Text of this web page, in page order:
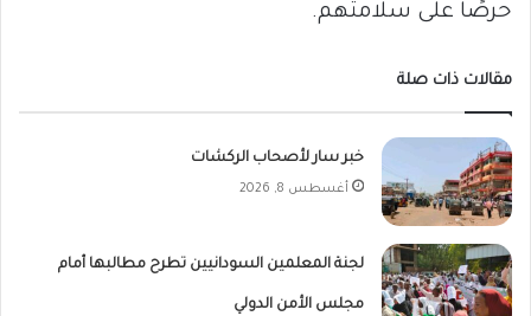
حرصًا على سلامتهم.
مقالات ذات صلة
خبر سار لأصحاب الركشات
أغسطس 8, 2026
لجنة المعلمين السودانيين تطرح مطالبها أمام
مجلس الأمن الدولي